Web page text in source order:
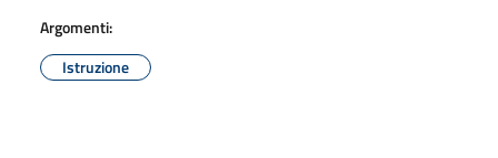
Argomenti:
Istruzione